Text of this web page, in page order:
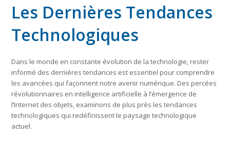
Les Dernières Tendances
Technologiques
Dans le monde en constante évolution de la technologie, rester
informé des dernières tendances est essentiel pour comprendre
les avancées qui façonnent notre avenir numérique. Des percées
révolutionnaires en intelligence artificielle à l’émergence de
l’Internet des objets, examinons de plus près les tendances
technologiques qui redéfinissent le paysage technologique
actuel.